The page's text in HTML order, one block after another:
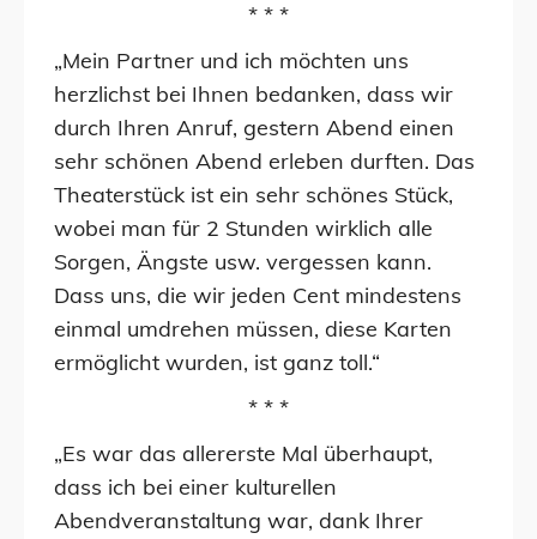
* * *
„Mein Partner und ich möchten uns
herzlichst bei Ihnen bedanken, dass wir
durch Ihren Anruf, gestern Abend einen
sehr schönen Abend erleben durften. Das
Theaterstück ist ein sehr schönes Stück,
wobei man für 2 Stunden wirklich alle
Sorgen, Ängste usw. vergessen kann.
Dass uns, die wir jeden Cent mindestens
einmal umdrehen müssen, diese Karten
ermöglicht wurden, ist ganz toll.“
* * *
„Es war das allererste Mal überhaupt,
dass ich bei einer kulturellen
Abendveranstaltung war, dank Ihrer